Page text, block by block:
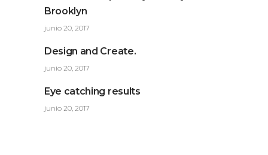
Brooklyn
junio 20, 2017
Design and Create.
junio 20, 2017
Eye catching results
junio 20, 2017